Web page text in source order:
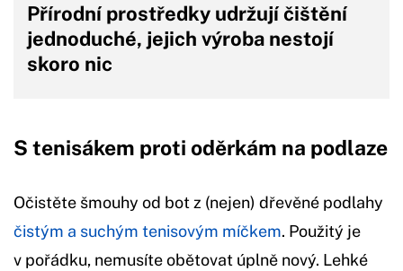
Přírodní prostředky udržují čištění
jednoduché, jejich výroba nestojí
skoro nic
S tenisákem proti oděrkám na podlaze
Očistěte šmouhy od bot z (nejen) dřevěné podlahy
čistým a suchým tenisovým míčkem. Použitý je
v pořádku, nemusíte obětovat úplně nový. Lehké